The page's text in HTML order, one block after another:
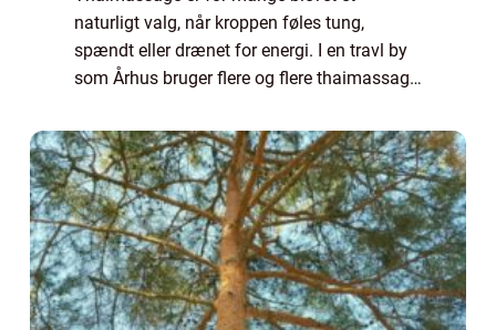
naturligt valg, når kroppen føles tung,
spændt eller drænet for energi. I en travl by
som Århus bruger flere og flere thaimassage
spændinger og skabe ro i hverdagen.
Kombinatio...